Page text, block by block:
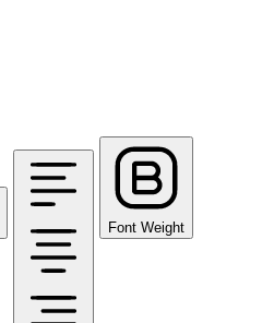
Font Weight